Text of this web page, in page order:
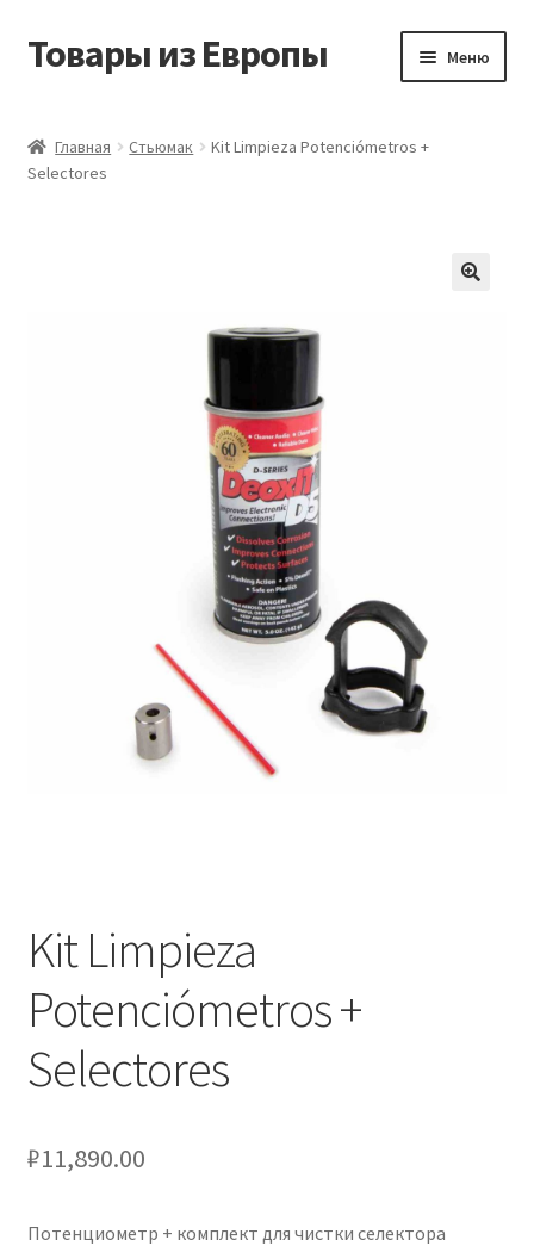
Перейти
Перейти
Товары из Европы Меню
Виды доставки
Подтверждение заказа
Сотрудничество
Главная Стьюмак
Kit Limpieza Potenciómetros +
Selectores
Kit Limpieza
Potenciómetros +
Selectores
₽11,890.00
Потенциометр + комплект для чистки селектора